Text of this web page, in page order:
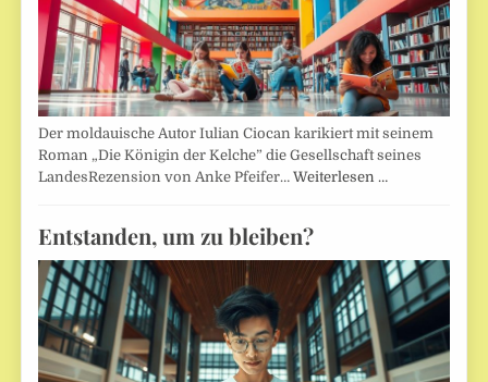
Der moldauische Autor Iulian Ciocan karikiert mit seinem
Roman „Die Königin der Kelche” die Gesellschaft seines
LandesRezension von Anke Pfeifer…Weiterlesen …
Entstanden, um zu bleiben?